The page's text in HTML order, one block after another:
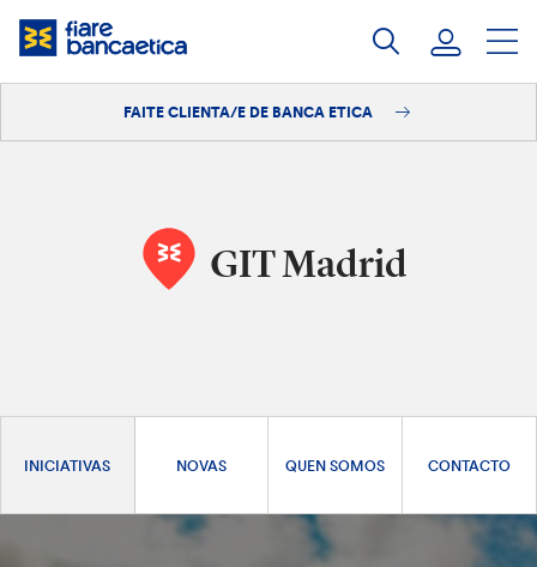
Saltar
FAITE CLIENTA/E DE BANCA ETICA
GIT Madrid
INICIATIVAS NOVAS QUEN SOMOS CONTACTO